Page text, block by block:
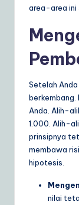
area-area ini
Setelah
berkembang.
Anda. Alih-
1.000. Alih-
prinsipnya
membawa
hipotesis.
nilai